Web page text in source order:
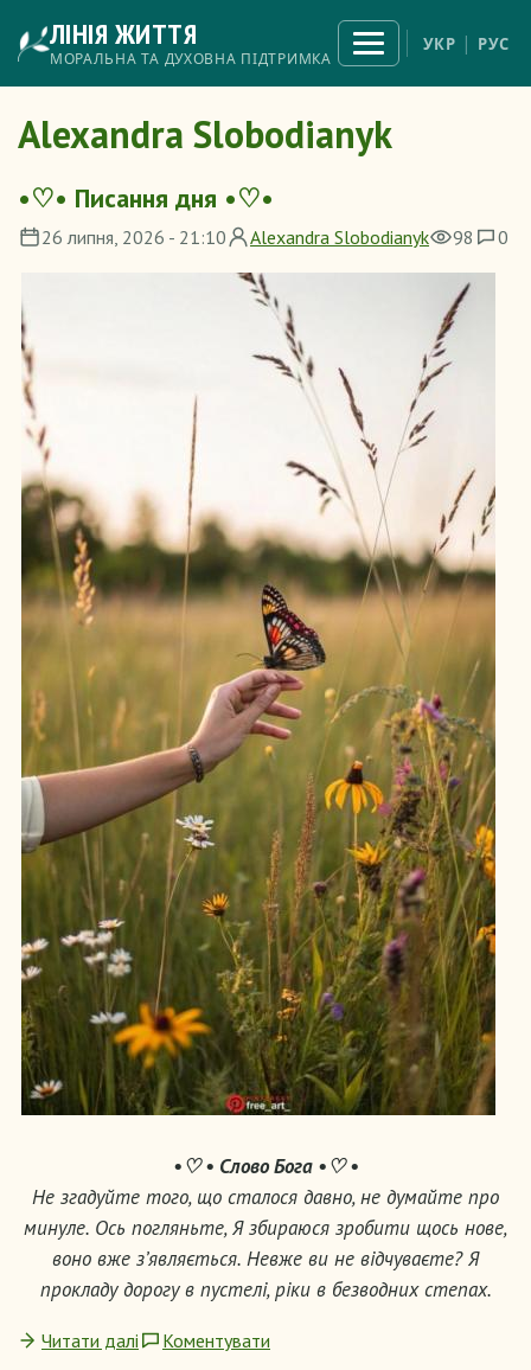
до
основного
вмісту
ЛІНІЯ ЖИТТЯ
МОРАЛЬНА ТА ДУХОВНА ПІДТРИМКА
Відкрити
меню
УКР РУС
Alexandra Slobodianyk
•♡• Писання дня •♡•
26 липня, 2026 - 21:10 Alexandra Slobodianyk 98 0
•♡ • Слово Бога •♡ •
Не згадуйте того, що сталося давно, не думайте про
минуле. Ось погляньте, Я збираюся зробити щось нове,
воно вже з’являється. Невже ви не відчуваєте? Я
прокладу дорогу в пустелі, ріки в безводних степах.
Читати далі Коментувати